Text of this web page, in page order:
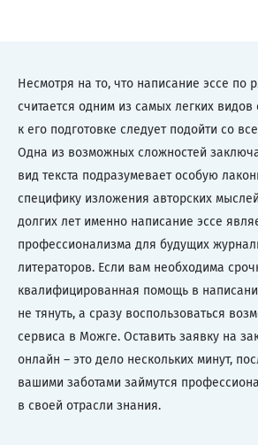
Несмотря на то, что написание эссе по
считается одним из самых легких видов
к его подготовке следует подойти со
Одна из возможных сложностей
вид текста подразумевает особую
специфику изложения авторских
долгих лет именно написание эссе
профессионализма для будущих
литераторов. Если вам необходима
квалифицированная помощь в
не тянуть, а сразу воспользоваться
сервиса в Можге. Оставить заявку на
онлайн – это дело нескольких минут,
вашими заботами займутся
в своей отрасли знания.